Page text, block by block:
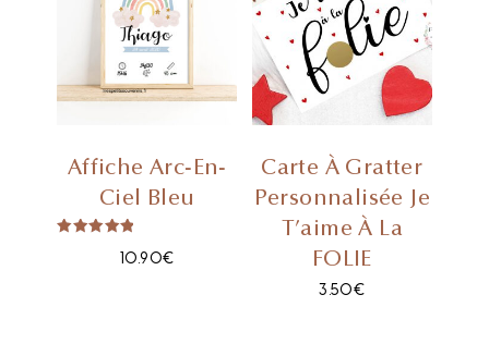
Affiche Arc-En-
Ciel Bleu
10.90€
Carte À Gratter
Personnalisée Je
T’aime À La
FOLIE
3.50€